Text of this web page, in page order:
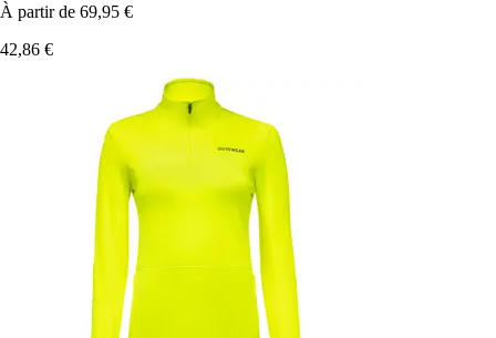
À partir de 69,95 €
42,86 €